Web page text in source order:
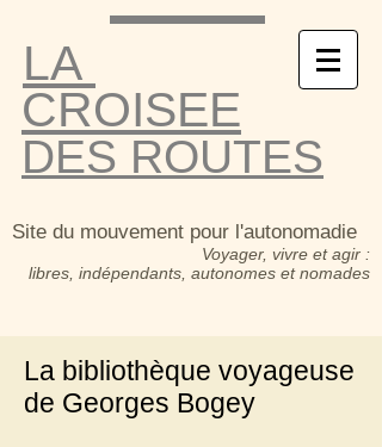
LA
CROISEE
DES ROUTES
Site du mouvement pour l'autonomadie
Voyager, vivre et agir :
libres, indépendants, autonomes et nomades
La bibliothèque voyageuse
de Georges Bogey